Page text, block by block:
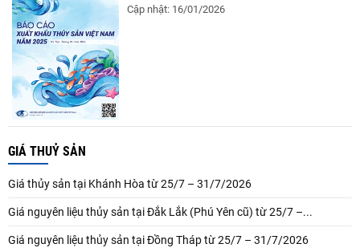
Cập nhật: 16/01/2026
GIÁ THUỶ SẢN
Giá thủy sản tại Khánh Hòa từ 25/7 – 31/7/2026
Giá nguyên liệu thủy sản tại Đắk Lắk (Phú Yên cũ) từ 25/7 –...
Giá nguyên liệu thủy sản tại Đồng Tháp từ 25/7 – 31/7/2026